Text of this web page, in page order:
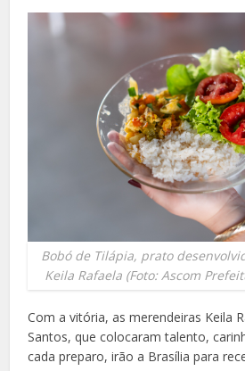
Bobó de Tilápia, prato
Keila Rafaela (Foto: Ascom
Com a vitória, as merendeiras Keila
Santos, que colocaram talento,
cada preparo, irão a Brasília para